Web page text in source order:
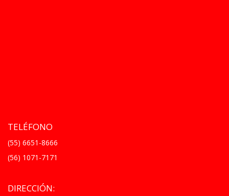
TELÉFONO
(55) 6651-8666
(56) 1071-7171
DIRECCIÓN: